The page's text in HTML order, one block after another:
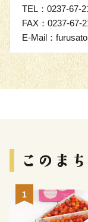
TEL：0237-67-
FAX：0237-67-
E-Mail：
1